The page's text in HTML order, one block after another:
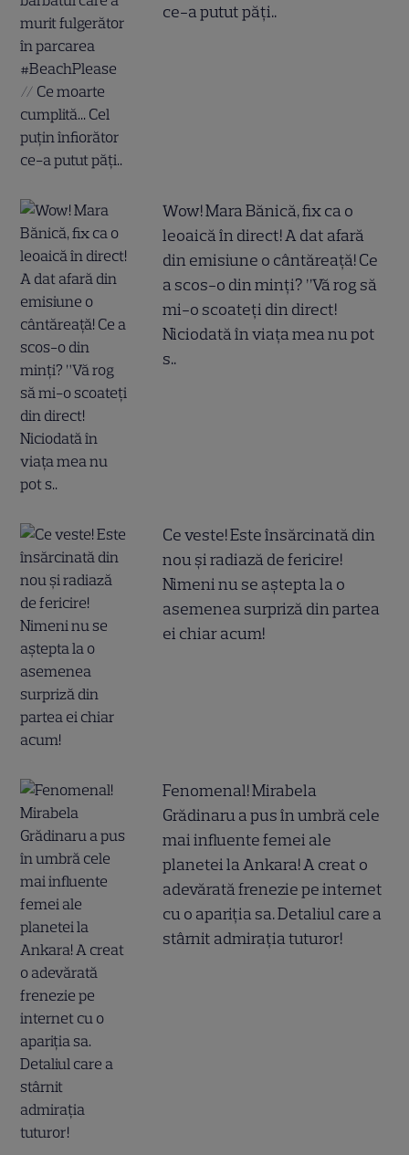
ce-a putut păți..
Wow! Mara Bănică, fix ca o
leoaică în direct! A dat afară
din emisiune o cântăreață! Ce
a scos-o din minți? ”Vă rog să
mi-o scoateți din direct!
Niciodată în viața mea nu pot
s..
Ce veste! Este însărcinată din
nou și radiază de fericire!
Nimeni nu se aștepta la o
asemenea surpriză din partea
ei chiar acum!
Fenomenal! Mirabela
Grădinaru a pus în umbră cele
mai influente femei ale
planetei la Ankara! A creat o
adevărată frenezie pe internet
cu o apariția sa. Detaliul care a
stârnit admirația tuturor!